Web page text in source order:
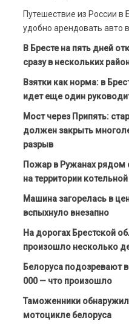
Путешествие из России в
удобно арендовать авто
В Бресте на пять дней
сразу в нескольких
Взятки как норма: в
идет еще один
Мост через Припять:
должен закрыть
разрыв
Пожар в Ружанах рядом
на территории котельной
Машина загорелась в
вспыхнуло внезапно
На дорогах Брестской
произошло несколько
Белоруса подозревают
000 — что произошло
Таможенники
мотоцикле белоруса